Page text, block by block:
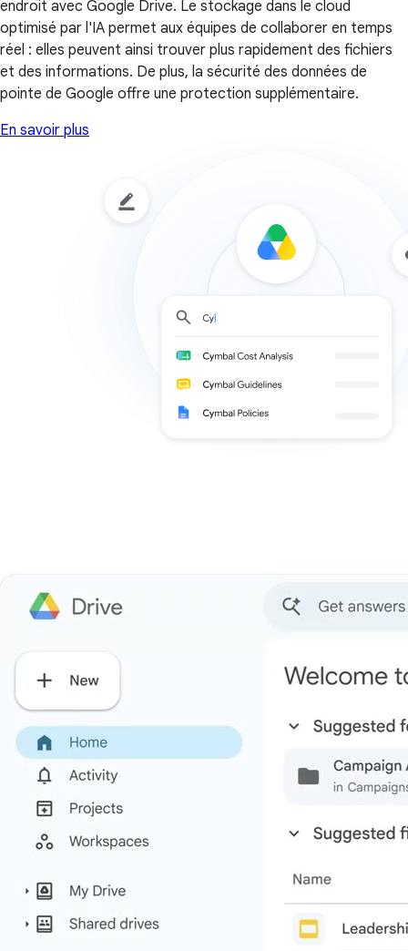
endroit avec Google Drive. Le stockage dans le cloud
optimisé par l'IA permet aux équipes de collaborer en temps
réel : elles peuvent ainsi trouver plus rapidement des fichiers
et des informations. De plus, la sécurité des données de
pointe de Google offre une protection supplémentaire.
En savoir plus